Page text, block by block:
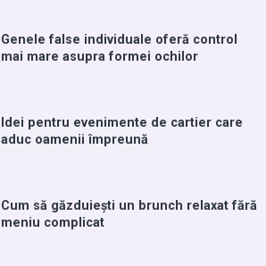
Genele false individuale oferă control
mai mare asupra formei ochilor
Idei pentru evenimente de cartier care
aduc oamenii împreună
Cum să găzduiești un brunch relaxat fără
meniu complicat